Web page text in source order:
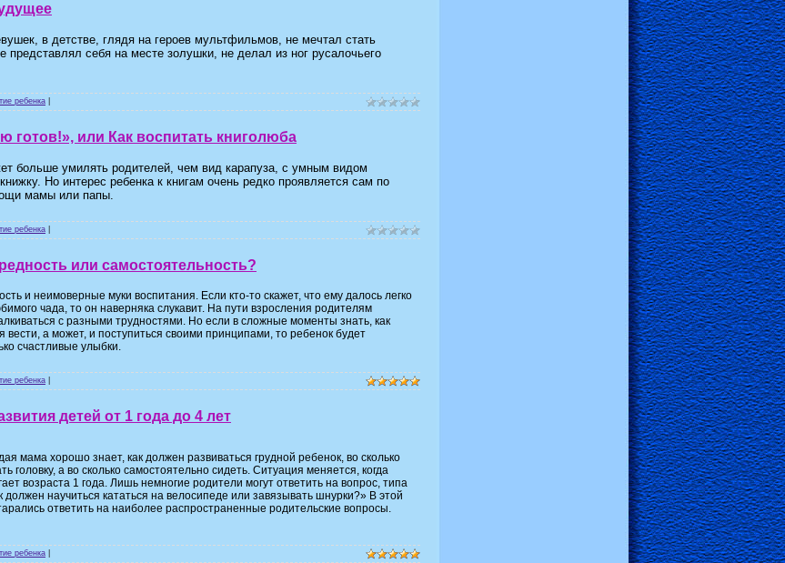
в детстве, глядя на героев мультфильмов, не мечтал стать
представлял себя на месте золушки, не делал из ног русалочьего
ребенка
готов!», или Как воспитать книголюба
больше умилять родителей, чем вид карапуза, с умным видом
Но интерес ребенка к книгам очень редко проявляется сам по
мамы или папы.
ребенка
или самостоятельность?
и неимоверные муки воспитания. Если кто-то скажет, что ему далось легко
чада, то он наверняка слукавит. На пути взросления родителям
с разными трудностями. Но если в сложные моменты знать, как
вести, а может, и поступиться своими принципами, то ребенок будет
счастливые улыбки.
ребенка
детей от 1 года до 4 лет
мама хорошо знает, как должен развиваться грудной ребенок, во сколько
головку, а во сколько самостоятельно сидеть. Ситуация меняется, когда
возраста 1 года. Лишь немногие родители могут ответить на вопрос, типа
должен научиться кататься на велосипеде или завязывать шнурки?» В этой
ответить на наиболее распространенные родительские вопросы.
ребенка